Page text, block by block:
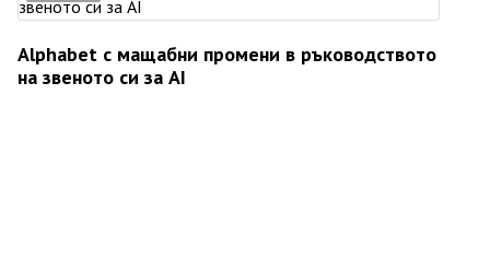
Alphabet с мащабни промени в ръководството
на звеното си за AI